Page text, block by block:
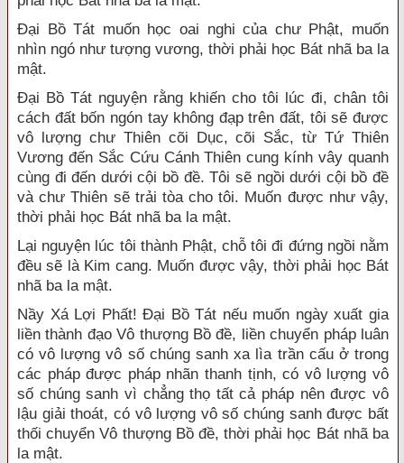
Đại Bồ Tát muốn học oai nghi của chư Phật, muốn
nhìn ngó như tượng vương, thời phải học Bát nhã ba la
mật.
Đại Bồ Tát nguyện rằng khiến cho tôi lúc đi, chân tôi
cách đất bốn ngón tay không đạp trên đất, tôi sẽ được
vô lượng chư Thiên cõi Dục, cõi Sắc, từ Tứ Thiên
Vương đến Sắc Cứu Cánh Thiên cung kính vây quanh
cùng đi đến dưới cội bồ đề. Tôi sẽ ngồi dưới cội bồ đề
và chư Thiên sẽ trải tòa cho tôi. Muốn được như vậy,
thời phải học Bát nhã ba la mật.
Lại nguyện lúc tôi thành Phật, chỗ tôi đi đứng ngồi nằm
đều sẽ là Kim cang. Muốn được vậy, thời phải học Bát
nhã ba la mật.
Nầy Xá Lợi Phất! Đại Bồ Tát nếu muốn ngày xuất gia
liền thành đạo Vô thượng Bồ đề, liền chuyển pháp luân
có vô lượng vô số chúng sanh xa lìa trần cấu ở trong
các pháp được pháp nhãn thanh tịnh, có vô lượng vô
số chúng sanh vì chẳng thọ tất cả pháp nên được vô
lậu giải thoát, có vô lượng vô số chúng sanh được bất
thối chuyển Vô thượng Bồ đề, thời phải học Bát nhã ba
la mật.